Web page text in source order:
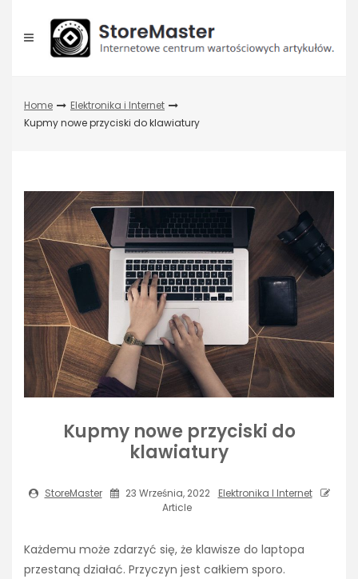
content
Home
Elektronika i Internet
Kupmy nowe przyciski do klawiatury
Kupmy nowe przyciski do
klawiatury
StoreMaster 23 Września, 2022
Elektronika I Internet
Article
Każdemu może zdarzyć się, że klawisze do laptopa
przestaną działać. Przyczyn jest całkiem sporo.